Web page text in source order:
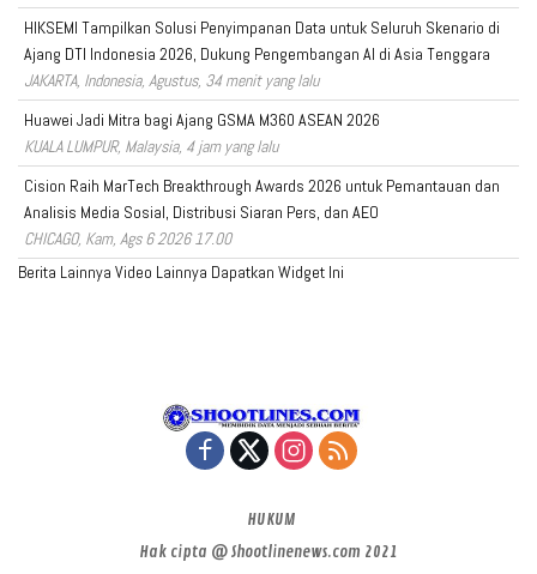
HIKSEMI Tampilkan Solusi Penyimpanan Data untuk Seluruh Skenario di
Ajang DTI Indonesia 2026, Dukung Pengembangan AI di Asia Tenggara
JAKARTA, Indonesia, Agustus, 34 menit yang lalu
Huawei Jadi Mitra bagi Ajang GSMA M360 ASEAN 2026
KUALA LUMPUR, Malaysia, 4 jam yang lalu
Cision Raih MarTech Breakthrough Awards 2026 untuk Pemantauan dan
Analisis Media Sosial, Distribusi Siaran Pers, dan AEO
CHICAGO, Kam, Ags 6 2026 17.00
Berita Lainnya Video Lainnya Dapatkan Widget Ini
HUKUM
Hak cipta @ Shootlinenews.com 2021